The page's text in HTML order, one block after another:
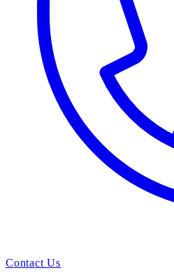
Contact Us